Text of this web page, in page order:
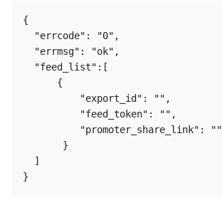
{
  "errcode": "0",
  "errmsg": "ok",
  "feed_list":[
      {
          "export_id": "",
          "feed_token": "",
          "promoter_share_link": ""
       }
  ]